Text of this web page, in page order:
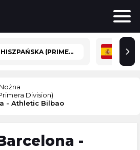
LA LIGA HISZPAŃSKA (PRIMERA DIVISION)
Division)
- Athletic Bilbao
-